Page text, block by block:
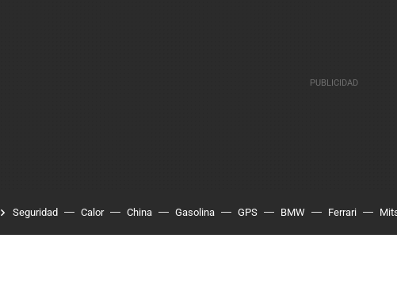
Seguridad Calor China Gasolina GPS BMW Ferrari